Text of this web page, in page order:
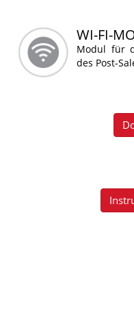
WI-FI-
Modul für
des Post-